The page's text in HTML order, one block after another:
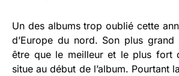
Un des albums trop oublié cette
d’Europe du nord. Son plus grand
être que le meilleur et le plus fort
situe au début de l’album. Pourtant